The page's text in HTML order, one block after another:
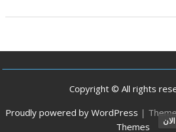
Copyright © All rights
Proudly powered by WordPress |
Themes